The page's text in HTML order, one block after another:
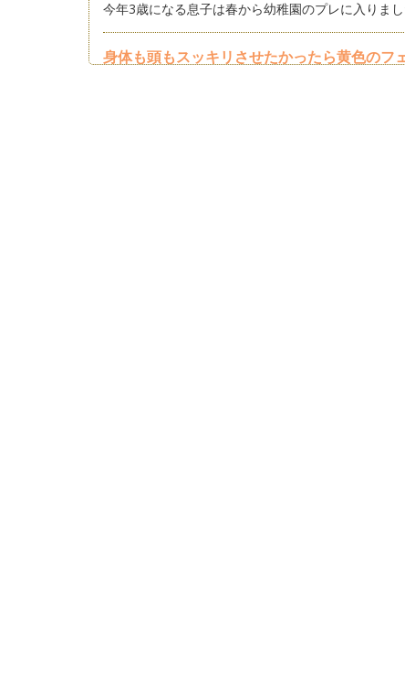
今年3歳になる息子は春から幼稚園のプレに入りま
身体も頭もスッキリさせたかったら黄色のフ